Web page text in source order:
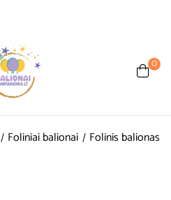
0
Foliniai balionai
Folinis balionas